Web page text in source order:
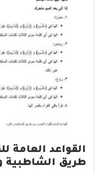
القواعد العامة
طريق الشاطبية